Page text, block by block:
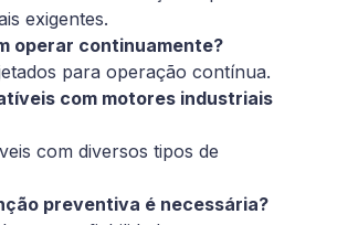
exigentes.
operar continuamente?
para operação contínua.
com motores industriais
com diversos tipos de
preventiva é necessária?